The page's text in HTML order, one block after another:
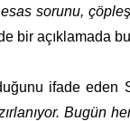
sorunu,
bir açıklamada
ifade eden
Bugün